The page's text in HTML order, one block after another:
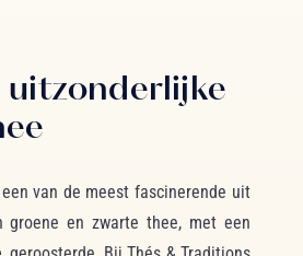
uitzonderlijke
van de meest fascinerende uit
en zwarte thee, met een